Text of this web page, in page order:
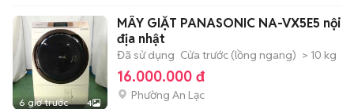
6 giờ trước 4
MÂY GIẶT PANASONIC NA-VX5E5 nội
địa nhật
Đã sử dụng Cửa trước (lồng ngang) > 10 kg
16.000.000 đ
Phường An Lạc